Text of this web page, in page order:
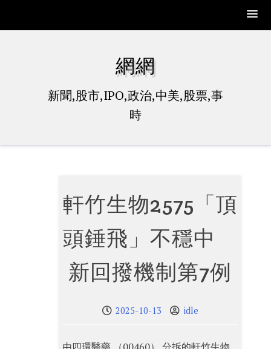
網網
新聞,股市,IPO,政治,中美,股票,事
時
軒竹生物2575「頂
頭錘飛」不穩中
新回撥機制第7例
2025-10-13 idle